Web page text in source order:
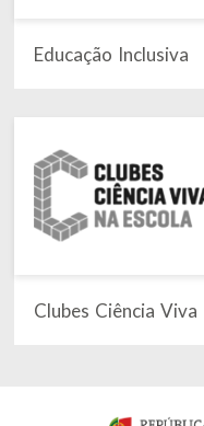
Educação Inclusiva
Clubes Ciência Viva